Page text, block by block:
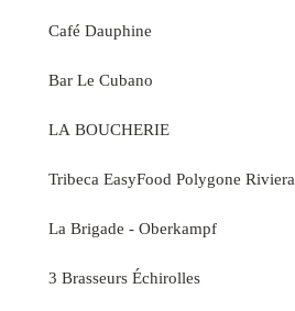
Café Dauphine
Bar Le Cubano
LA BOUCHERIE
Tribeca EasyFood Polygone Riviera
La Brigade - Oberkampf
3 Brasseurs Échirolles